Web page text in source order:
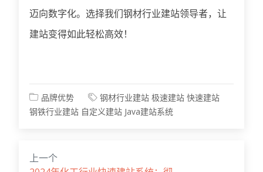
迈向数字化。选择我们钢材行业建站领导者，让
建站变得如此轻松高效！
品牌优势 钢材行业建站 极速建站 快速建站
钢铁行业建站 自定义建站 Java建站系统
上一个